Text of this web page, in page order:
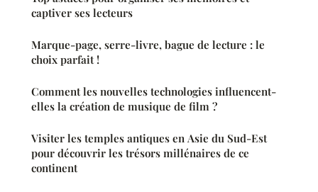
captiver ses lecteurs
Marque-page, serre-livre, bague de lecture : le
choix parfait !
Comment les nouvelles technologies influencent-
elles la création de musique de film ?
Visiter les temples antiques en Asie du Sud-Est
pour découvrir les trésors millénaires de ce
continent